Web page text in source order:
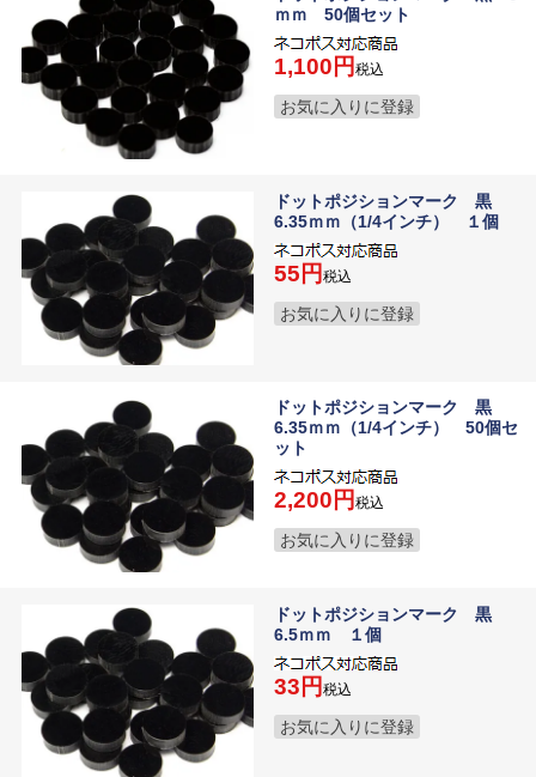
ｍｍ 50個セット
1,100 税込
お気に入りに登録
ドットポジションマーク 黒
6.35ｍｍ（1/4インチ） １個
55 税込
お気に入りに登録
ドットポジションマーク 黒
6.35ｍｍ（1/4インチ） 50個セ
ット
2,200 税込
お気に入りに登録
ドットポジションマーク 黒
6.5ｍｍ １個
33 税込
お気に入りに登録